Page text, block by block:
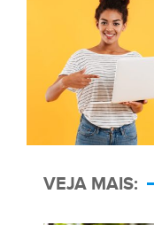
VEJA MAIS: